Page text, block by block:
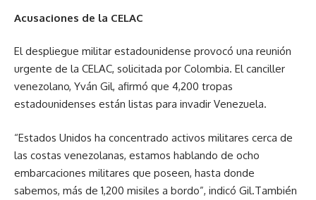
Acusaciones de la CELAC
El despliegue militar estadounidense provocó una reunión
urgente de la CELAC, solicitada por Colombia. El canciller
venezolano, Yván Gil, afirmó que 4,200 tropas
estadounidenses están listas para invadir Venezuela.
“Estados Unidos ha concentrado activos militares cerca de
las costas venezolanas, estamos hablando de ocho
embarcaciones militares que poseen, hasta donde
sabemos, más de 1,200 misiles a bordo”, indicó Gil.También